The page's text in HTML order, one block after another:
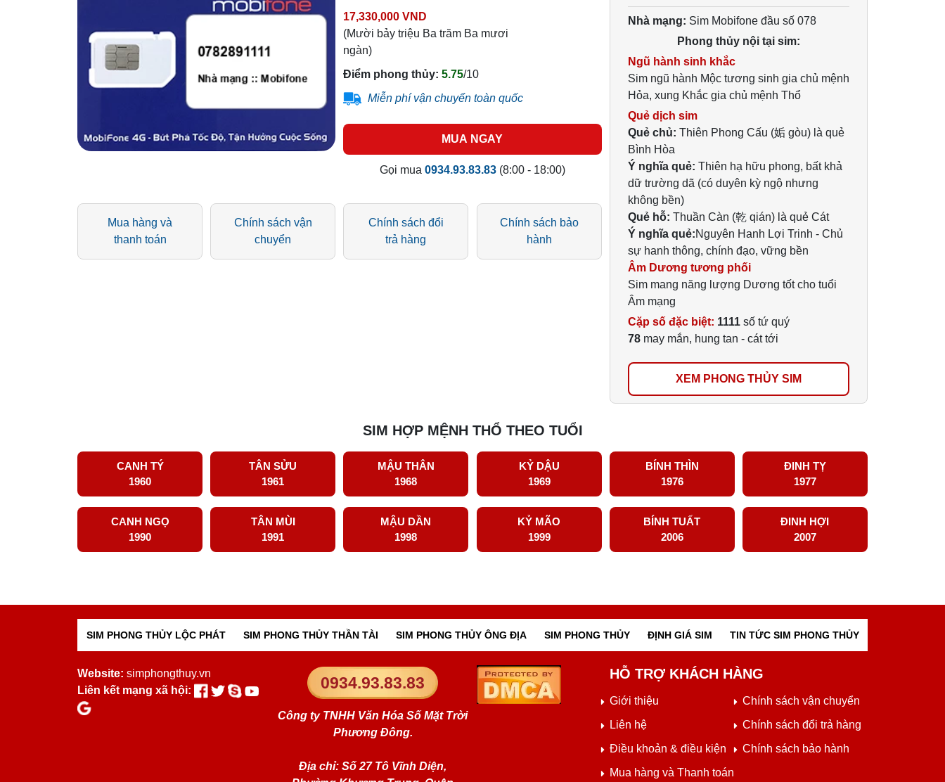
17,330,000 VND
(Mười bảy triệu Ba trăm Ba mươi
ngàn)
Điểm phong thủy: 5.75/10
Miễn phí vận chuyển toàn quốc
MUA NGAY
Gọi mua 0934.93.83.83(8:00 - 18:00)
Mua hàng và
thanh toán
Chính sách vận
chuyển
Chính sách đổi
trả hàng
Chính sách bảo
hành
Nhà mạng: Sim Mobifone đầu số 078
Phong thủy nội tại sim:
Ngũ hành sinh khắc
Sim ngũ hành Mộc tương sinh gia chủ mệnh
Hỏa, xung Khắc gia chủ mệnh Thổ
Quẻ dịch sim
Quẻ chủ: Thiên Phong Cấu (姤 gòu) là quẻ
Bình Hòa
Ý nghĩa quẻ: Thiên hạ hữu phong, bất khả
dữ trường dã (có duyên kỳ ngộ nhưng
không bền)
Quẻ hỗ: Thuần Càn (乾 qián) là quẻ Cát
Ý nghĩa quẻ:Nguyên Hanh Lợi Trinh - Chủ
sự hanh thông, chính đạo, vững bền
Âm Dương tương phối
Sim mang năng lượng Dương tốt cho tuổi
Âm mạng
Cặp số đặc biệt: 1111số tứ quý
78may mắn, hung tan - cát tới
XEM PHONG THỦY SIM
SIM HỢP MỆNH THỔ THEO TUỔI
CANH TÝ
1960
TÂN SỬU
1961
MẬU THÂN
1968
KỶ DẬU
1969
BÍNH THÌN
1976
ĐINH TỴ
1977
CANH NGỌ
1990
TÂN MÙI
1991
MẬU DẦN
1998
KỶ MÃO
1999
BÍNH TUẤT
2006
ĐINH HỢI
2007
SIM PHONG THỦY LỘC PHÁT SIM PHONG THỦY THẦN TÀI SIM PHONG THỦY ÔNG ĐỊA SIM PHONG THỦY ĐỊNH GIÁ SIM TIN TỨC SIM PHONG THỦY
Website: simphongthuy.vn
Liên kết mạng xã hội:
0934.93.83.83
Công ty TNHH Văn Hóa Số Mặt Trời
Phương Đông.
Địa chỉ: Số 27 Tô Vĩnh Diện,
HỖ TRỢ KHÁCH HÀNG
Giới thiệu
Liên hệ
Điều khoản & điều kiện
Mua hàng và Thanh toán
Chính sách vận chuyển
Chính sách đổi trả hàng
Chính sách bảo hành